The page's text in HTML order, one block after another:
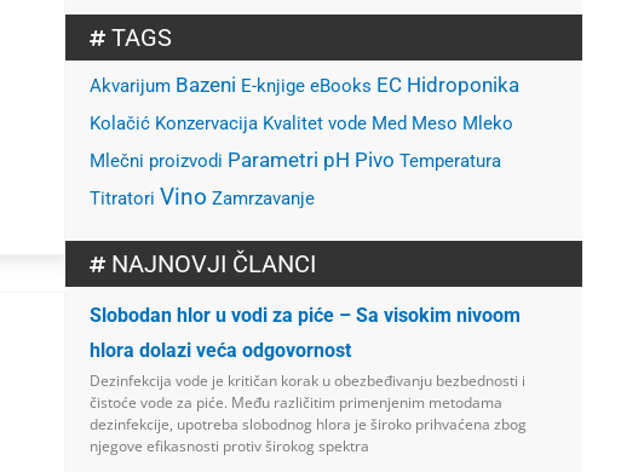
TAGS
Akvarijum Bazeni E-knjige eBooks EC Hidroponika
Kolačić Konzervacija Kvalitet vode Med Meso Mleko
Mlečni proizvodi Parametri pH Pivo Temperatura
Titratori Vino Zamrzavanje
NAJNOVJI ČLANCI
Slobodan hlor u vodi za piće – Sa visokim nivoom
hlora dolazi veća odgovornost
Dezinfekcija vode je kritičan korak u obezbeđivanju bezbednosti i
čistoće vode za piće. Među različitim primenjenim metodama
dezinfekcije, upotreba slobodnog hlora je široko prihvaćena zbog
njegove efikasnosti protiv širokog spektra